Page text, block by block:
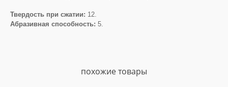
Твердость при сжатии: 12.
Абразивная способность: 5.
похожие товары